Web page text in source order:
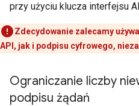
przy użyciu klucza interfejsu
Zdecydowanie zalecamy
API, jak i podpisu cyfrowego,
Ograniczanie liczby
podpisu żądań